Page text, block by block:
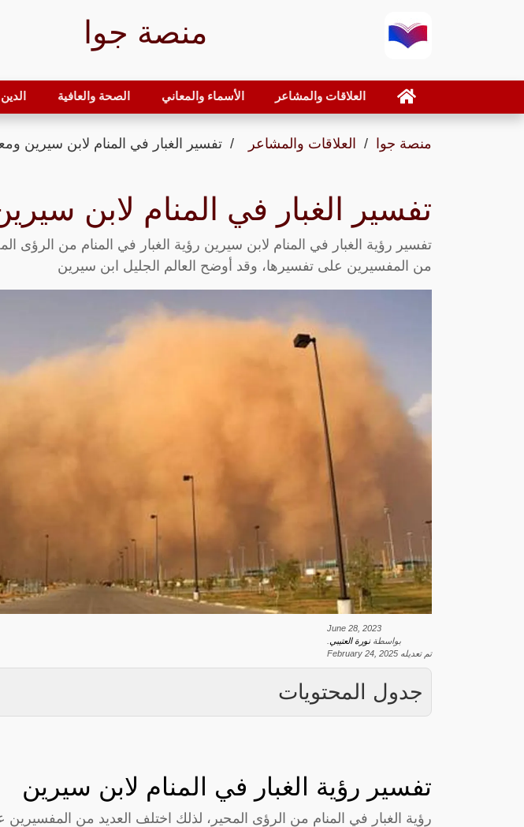
منصة جوا
العلاقات والمشاعر الأسماء والمعاني الصحة والعافية
منصة جوا العلاقات والمشاعر تفسير الغبار في المنام لابن سيرين
تفسير الغبار في المنام لابن
تفسير رؤية الغبار في المنام لابن سيرين رؤية الغبار في المنام من الرؤى
من المفسيرين على تفسيرها، وقد أوضح العالم الجليل ابن سيرين
June 28, 2023
بواسطةنورة العتيبي
تم تعديله February 24, 2025
جدول المحتويات
تفسير رؤية الغبار في المنام لابن سيرين
رؤية الغبار في المنام من الرؤى المحير، لذلك اختلف العديد من